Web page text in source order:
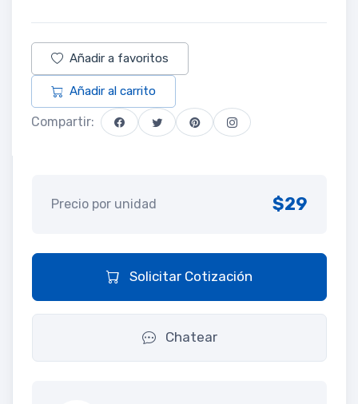
Añadir a favoritos
Añadir al carrito
Compartir:
Precio por unidad $29
Solicitar Cotización
Chatear